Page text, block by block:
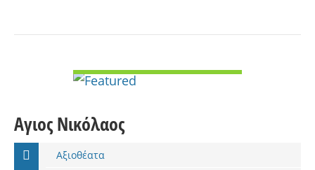
Αγιος Νικόλαος
Αξιοθέατα